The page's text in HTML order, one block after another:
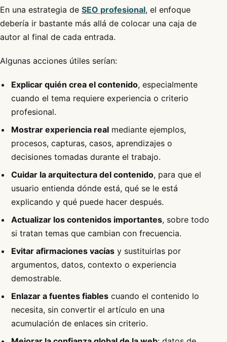
En una estrategia de SEO profesional, el enfoque
debería ir bastante más allá de colocar una caja de
autor al final de cada entrada.
Algunas acciones útiles serían:
Explicar quién crea el contenido, especialmente
cuando el tema requiere experiencia o criterio
profesional.
Mostrar experiencia real mediante ejemplos,
procesos, capturas, casos, aprendizajes o
decisiones tomadas durante el trabajo.
Cuidar la arquitectura del contenido, para que el
usuario entienda dónde está, qué se le está
explicando y qué puede hacer después.
Actualizar los contenidos importantes, sobre todo
si tratan temas que cambian con frecuencia.
Evitar afirmaciones vacías y sustituirlas por
argumentos, datos, contexto o experiencia
demostrable.
Enlazar a fuentes fiables cuando el contenido lo
necesita, sin convertir el artículo en una
acumulación de enlaces sin criterio.